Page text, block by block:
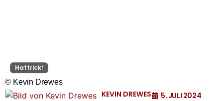
Hattrick!
© Kevin Drewes
KEVIN DREWES 5. JULI 2024